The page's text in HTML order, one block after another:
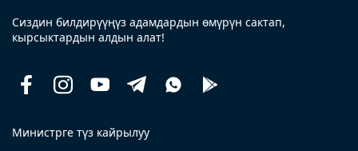
Сиздин билдирүүңүз адамдардын өмүрүн сактап,
кырсыктардын алдын алат!
FacebookInstagramYoutube TelegramWhatsappПомощь
рядом
Министрге түз кайрылуу